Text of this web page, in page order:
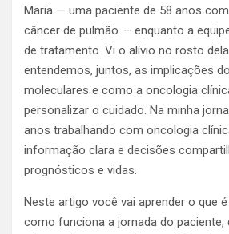
Maria — uma paciente de 58 anos
câncer de pulmão — enquanto a
de tratamento. Vi o alívio no rosto
entendemos, juntos, as implicações
moleculares e como a oncologia
personalizar o cuidado. Na minha
anos trabalhando com oncologia
informação clara e decisões
prognósticos e vidas.
Neste artigo você vai aprender o que
como funciona a jornada do